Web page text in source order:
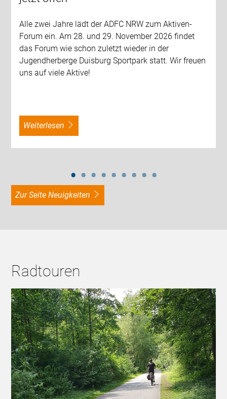
Alle zwei Jahre lädt der ADFC NRW zum Aktiven-
Forum ein. Am 28. und 29. November 2026 findet
das Forum wie schon zuletzt wieder in der
Jugendherberge Duisburg Sportpark statt. Wir freuen
uns auf viele Aktive!
weiterlesen
zur Seite Neuigkeiten
Radtouren